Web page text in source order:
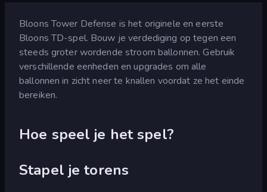
Bloons Tower Defense is het originele en eerste
Bloons TD-spel. Bouw je verdediging op tegen een
steeds groter wordende stroom ballonnen. Gebruik
verschillende eenheden en upgrades om alle
ballonnen in zicht neer te knallen voordat ze het einde
bereiken.
Hoe speel je het spel?
Stapel je torens